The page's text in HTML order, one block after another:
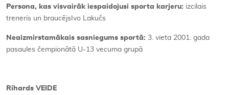
Persona, kas visvairāk iespaidojusi sporta karjeru: izcilais
treneris un braucējsIvo Lakučs
Neaizmirstamākais sasniegums sportā: 3. vieta 2001. gada
pasaules čempionātā U-13 vecuma grupā
Rihards VEIDE